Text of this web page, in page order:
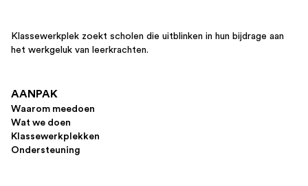
Klassewerkplek zoekt scholen die uitblinken in hun bijdrage aan
het werkgeluk van leerkrachten.
AANPAK
Waarom meedoen
Wat we doen
Klassewerkplekken
Ondersteuning